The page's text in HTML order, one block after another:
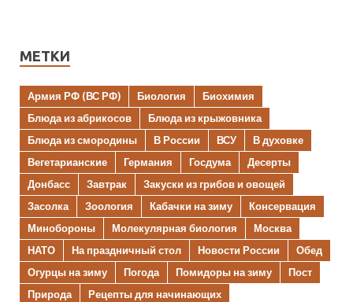
МЕТКИ
Армия РФ (ВС РФ) Биология
Биохимия
Блюда из абрикосов
Блюда из крыжовника
Блюда из смородины
В России ВСУ
В духовке
Вегетарианские
Германия Госдума
Десерты
Донбасс
Завтрак
Закуски из грибов и овощей
Засолка
Зоология Кабачки на зиму
Консервация
Минобороны
Молекулярная биология
Москва
НАТО
На праздничный стол Новости России
Обед
Огурцы на зиму
Погода Помидоры на зиму
Пост
Природа
Рецепты для начинающих